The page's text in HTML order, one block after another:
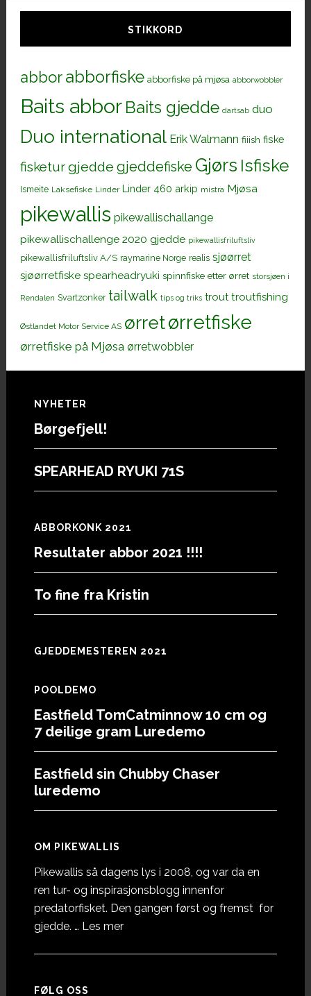
STIKKORD
abborabborfiske abborfiske på mjøsa abborwobbler
Baits abbor Baits gjedde dartsab duo
Duo international Erik Walmann fiiish fiske
fisketurgjedde gjeddefiske Gjørs Isfiske
Ismeite Laksefiske Linder Linder 460 arkip mistra Mjøsa
pikewallis pikewallischallange
pikewallischallenge 2020 gjedde pikewallisfriluftsliv
pikewallisfriluftsliv A/S raymarine Norge realis sjøørret
sjøørretfiske spearheadryuki spinnfiske etter ørret storsjøen i
Rendalen Svartzonker tailwalk tips og triks trout troutfishing
Østlandet Motor Service AS ørretørretfiske
ørretfiske på Mjøsa ørretwobbler
Footer
NYHETER
Børgefjell!
SPEARHEAD RYUKI 71S
ABBORKONK 2021
Resultater abbor 2021 !!!!
To fine fra Kristin
GJEDDEMESTEREN 2021
POOLDEMO
Eastfield TomCatminnow 10 cm og
7 deilige gram Luredemo
Eastfield sin Chubby Chaser
luredemo
OM PIKEWALLIS
Pikewallis så dagens lys i 2008, og var da en
ren tur- og inspirasjonsblogg innenfor
predatorfisket. Den gangen først og fremst for
gjedde. … Les meromOm
FØLG OSS